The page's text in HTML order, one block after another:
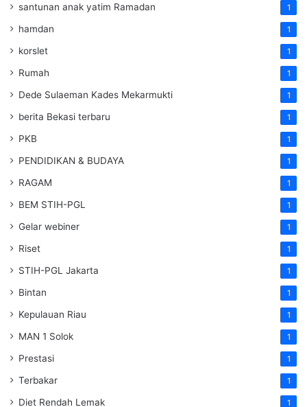
santunan anak yatim Ramadan 1
hamdan 1
korslet 1
Rumah 1
Dede Sulaeman Kades Mekarmukti 1
berita Bekasi terbaru 1
PKB 1
PENDIDIKAN & BUDAYA 1
RAGAM 1
BEM STIH-PGL 1
Gelar webiner 1
Riset 1
STIH-PGL Jakarta 1
Bintan 1
Kepulauan Riau 1
MAN 1 Solok 1
Prestasi 1
Terbakar 1
Diet Rendah Lemak 1